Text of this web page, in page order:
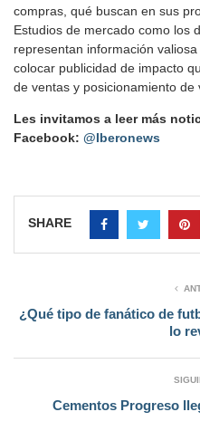
compras, qué buscan en sus
Estudios de mercado como los
representan información
colocar publicidad de impacto
de ventas y posicionamiento de
Les invitamos a leer más
Facebook: @Iberonews
SHARE
¿Qué tipo de fanático de
lo
Cementos Progreso